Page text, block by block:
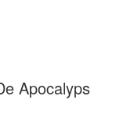
Apocalyps